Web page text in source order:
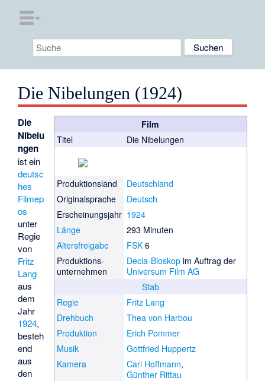
Die Nibelungen (1924)
Film
Titel
Die Nibelungen
Produktionsland
Deutschland
Originalsprache
Deutsch
Erscheinungsjahr 1924
Länge
293 Minuten
Altersfreigabe
FSK6
Produktions­
unternehmen
Decla-Bioskopim Auftrag der
Universum Film AG
Stab
Regie
Fritz Lang
Drehbuch
Thea von Harbou
Produktion
Erich Pommer
Musik
Gottfried Huppertz
Kamera
Carl Hoffmann,
Günther Rittau
Die
Nibelu
ngen
ist ein
deutsc
hes
Filmep
os
unter
Regie
von
Fritz
Lang
aus
dem
Jahr
1924,
besteh
end
aus
den